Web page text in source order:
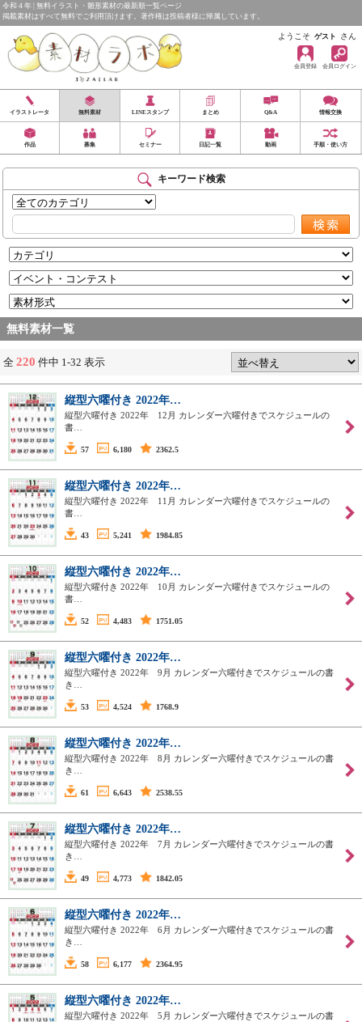
令和４年 | 無料イラスト・雛形素材の最新順一覧ページ
掲載素材はすべて無料でご利用頂けます。著作権は投稿者様に帰属しています。
ようこそ ゲスト さん
会員登録 会員ログイン
イラストレータ 無料素材 LINEスタンプ まとめ Q&A 情報交換
作品 募集 セミナー 日記一覧 動画 手順・使い方
キーワード検索
無料素材一覧
全 220 件中 1-32 表示
縦型六曜付き 2022年…
縦型六曜付き 2022年 12月 カレンダー六曜付きでスケジュールの
書…
57 6,180 2362.5
縦型六曜付き 2022年…
縦型六曜付き 2022年 11月 カレンダー六曜付きでスケジュールの
書…
43 5,241 1984.85
縦型六曜付き 2022年…
縦型六曜付き 2022年 10月 カレンダー六曜付きでスケジュールの
書…
52 4,483 1751.05
縦型六曜付き 2022年…
縦型六曜付き 2022年 9月 カレンダー六曜付きでスケジュールの書
き…
53 4,524 1768.9
縦型六曜付き 2022年…
縦型六曜付き 2022年 8月 カレンダー六曜付きでスケジュールの書
き…
61 6,643 2538.55
縦型六曜付き 2022年…
縦型六曜付き 2022年 7月 カレンダー六曜付きでスケジュールの書
き…
49 4,773 1842.05
縦型六曜付き 2022年…
縦型六曜付き 2022年 6月 カレンダー六曜付きでスケジュールの書
き…
58 6,177 2364.95
縦型六曜付き 2022年…
縦型六曜付き 2022年 5月 カレンダー六曜付きでスケジュールの書